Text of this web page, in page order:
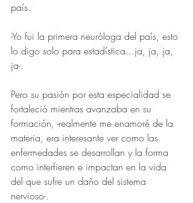
país.
-Yo fui la primera neuróloga del país, esto
lo digo solo para estadística...ja, ja, ja,
ja-.
Pero su pasión por esta especialidad se
fortaleció mientras avanzaba en su
formación, -realmente me enamoré de la
materia, era interesante ver como las
enfermedades se desarrollan y la forma
como interfieren e impactan en la vida
del que sufre un daño del sistema
nervioso-.